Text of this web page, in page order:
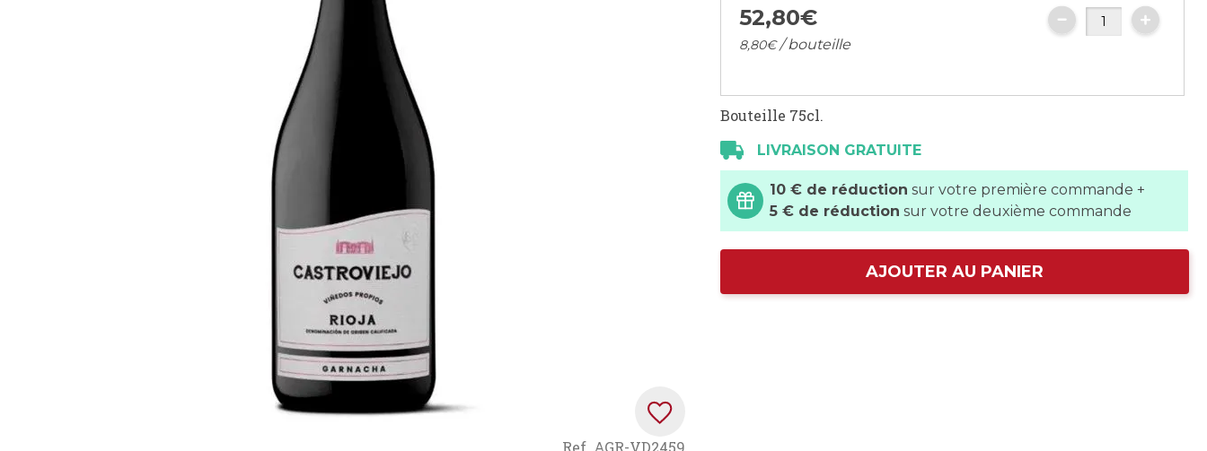
Ref. AGR-VD2459
52,80€
8,80€/ bouteille
Bouteille 75cl.
LIVRAISON GRATUITE
10 € de réduction sur votre première commande +
5 € de réduction sur votre deuxième commande
AJOUTER AU PANIER